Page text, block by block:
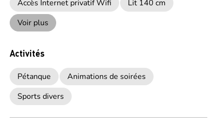
Accès Internet privatif Wifi
Lit 140 cm
Voir plus
Activités
Pétanque
Animations de soirées
Sports divers